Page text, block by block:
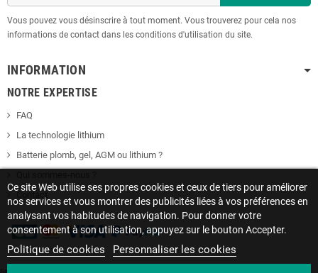
Vous pouvez vous désinscrire à tout moment. Vous trouverez pour cela nos
informations de contact dans les conditions d'utilisation du site.
INFORMATION
NOTRE EXPERTISE
FAQ
La technologie lithium
Batterie plomb, gel, AGM ou lithium ?
Ce site Web utilise ses propres cookies et ceux de tiers pour améliorer
nos services et vous montrer des publicités liées à vos préférences en
analysant vos habitudes de navigation. Pour donner votre
consentement à son utilisation, appuyez sur le bouton Accepter.
Politique de cookies Personnaliser les cookies